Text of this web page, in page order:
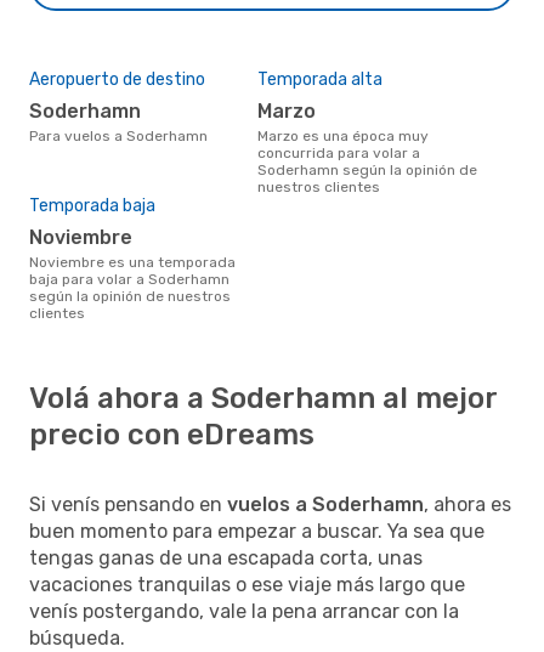
Aeropuerto de destino
Soderhamn
Para vuelos a Soderhamn
Temporada alta
marzo
marzo es una época muy
concurrida para volar a
Soderhamn según la opinión de
nuestros clientes
Temporada baja
noviembre
noviembre es una temporada
baja para volar a Soderhamn
según la opinión de nuestros
clientes
Volá ahora a Soderhamn al mejor
precio con eDreams
Si venís pensando en vuelos a Soderhamn, ahora es
buen momento para empezar a buscar. Ya sea que
tengas ganas de una escapada corta, unas
vacaciones tranquilas o ese viaje más largo que
venís postergando, vale la pena arrancar con la
búsqueda.